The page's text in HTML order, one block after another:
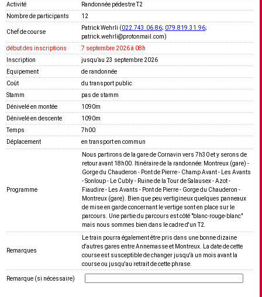
Activité
Randonnée pédestre T2
Nombre de participants
12
Chef de course
Patrick Wehrli (022.743.06.86; 079.819.31.96;
patrick.wehrli@protonmail.com)
début des inscriptions
7 septembre 2026 à 08h
Inscription
jusquʼau 23 septembre 2026
Equipement
de randonnée
Coût
du transport public
Stamm
pas de stamm
Dénivelé en montée
1090m
Dénivelé en descente
1090m
Temps
7h00
Déplacement
en transport en commun
Programme
Nous partirons de la gare de Cornavin vers 7h30 et y serons de
retour avant 18h00. Itinéraire de la randonnée: Montreux (gare) -
Gorge du Chauderon - Pont de Pierre - Champ Avant - Les Avants
- Sonloup - Le Cubly - Ruine de la Tour de Salausex - Azot -
Fiaudire - Les Avants - Pont de Pierre - Gorge du Chauderon -
Montreux (gare). Bien que peu vertigineux quelques panneaux
de mise en garde concernant le vertige sont en place sur le
parcours. Une partie du parcours est côté "blanc-rouge-blanc"
mais nous sommes bien dans le cadre d'un T2.
Remarques
Le train pourra également être pris dans une bonne dizaine
d'autres gares entre Annemasse et Montreux. La date de cette
course est susceptible de changer jusqu'à un mois avant la
course ou jusqu'au retrait de cette phrase.
Remarque (si nécessaire)